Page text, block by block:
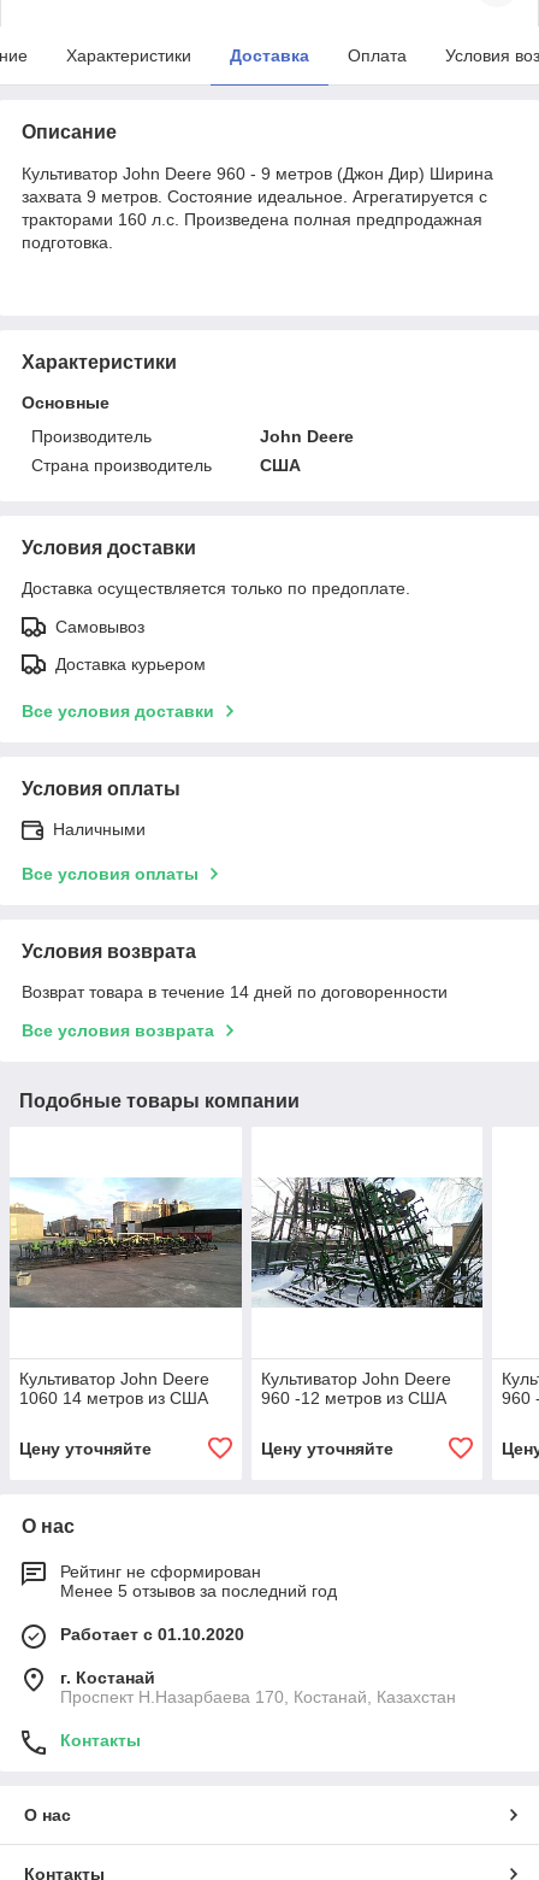
Характеристики Доставка Оплата Условия
Описание
Культиватор John Deere 960 - 9 метров (Джон Дир) Ширина
захвата 9 метров. Состояние идеальное. Агрегатируется с
тракторами 160 л.с. Произведена полная предпродажная
подготовка.
Характеристики
Основные
Производитель
John Deere
Страна производитель
США
Условия доставки
Доставка осуществляется только по предоплате.
Самовывоз
Доставка курьером
Все условия доставки
Условия оплаты
Наличными
Все условия оплаты
Условия возврата
Возврат товара в течение 14 дней по договоренности
Все условия возврата
Подобные товары компании
Культиватор John Deere
1060 14 метров из США
Цену уточняйте
Культиватор John Deere
960 -12 метров из США
Цену уточняйте
960
О нас
Рейтинг не сформирован
Менее 5 отзывов за последний год
Работает с 01.10.2020
г. Костанай
Проспект Н.Назарбаева 170, Костанай, Казахстан
Контакты
О нас
Контакты